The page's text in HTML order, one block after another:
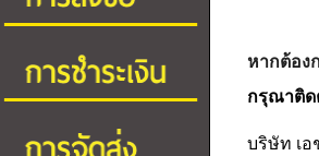
หากต้อง
กรุณาติด
บริษัท เอ